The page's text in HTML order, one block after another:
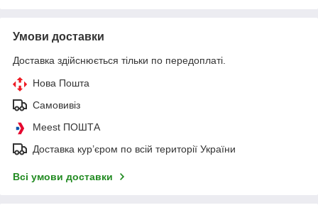
Умови доставки
Доставка здійснюється тільки по передоплаті.
Нова Пошта
Самовивіз
Meest ПОШТА
Доставка кур’єром по всій території України
Всі умови доставки